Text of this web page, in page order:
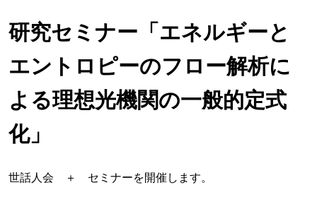
研究セミナー「エネルギーと
エントロピーのフロー解析に
よる理想光機関の一般的定式
化」
世話人会 ＋ セミナーを開催します。